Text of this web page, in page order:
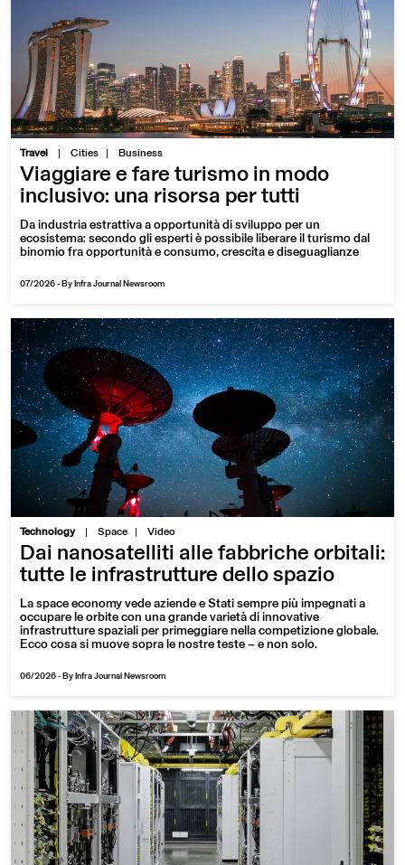
Travel | Cities Business
Viaggiare e fare turismo in modo
inclusivo: una risorsa per tutti
Da industria estrattiva a opportunità di sviluppo per un
ecosistema: secondo gli esperti è possibile liberare il turismo dal
binomio fra opportunità e consumo, crescita e diseguaglianze
07/2026 - By Infra Journal Newsroom
Technology | Space Video
Dai nanosatelliti alle fabbriche orbitali:
tutte le infrastrutture dello spazio
La space economy vede aziende e Stati sempre più impegnati a
occupare le orbite con una grande varietà di innovative
infrastrutture spaziali per primeggiare nella competizione globale.
Ecco cosa si muove sopra le nostre teste – e non solo.
06/2026 - By Infra Journal Newsroom